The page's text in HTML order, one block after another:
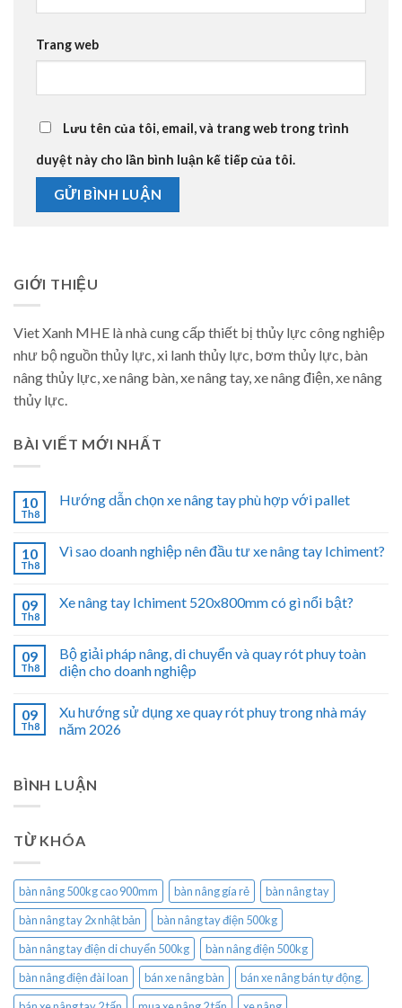
Trang web
Lưu tên của tôi, email, và trang web trong trình
duyệt này cho lần bình luận kế tiếp của tôi.
GIỚI THIỆU
Viet Xanh MHE là nhà cung cấp thiết bị thủy lực công nghiệp
như bộ nguồn thủy lực, xi lanh thủy lực, bơm thủy lực, bàn
nâng thủy lực, xe nâng bàn, xe nâng tay, xe nâng điện, xe nâng
thủy lực.
BÀI VIẾT MỚI NHẤT
10
Th8
Hướng dẫn chọn xe nâng tay phù hợp với pallet
10
Th8
Vì sao doanh nghiệp nên đầu tư xe nâng tay Ichiment?
09
Th8
Xe nâng tay Ichiment 520x800mm có gì nổi bật?
09
Th8
Bộ giải pháp nâng, di chuyển và quay rót phuy toàn
diện cho doanh nghiệp
09
Th8
Xu hướng sử dụng xe quay rót phuy trong nhà máy
năm 2026
BÌNH LUẬN
TỪ KHÓA
bàn nâng 500kg cao 900mm bàn nâng gía rẻ
bàn nâng tay
bàn nâng tay 2x nhật bản
bàn nâng tay điện 500kg
bàn nâng tay điện di chuyển 500kg
bàn nâng điện 500kg
bàn nâng điện đài loan
bán xe nâng bàn
bán xe nâng bán tự động.